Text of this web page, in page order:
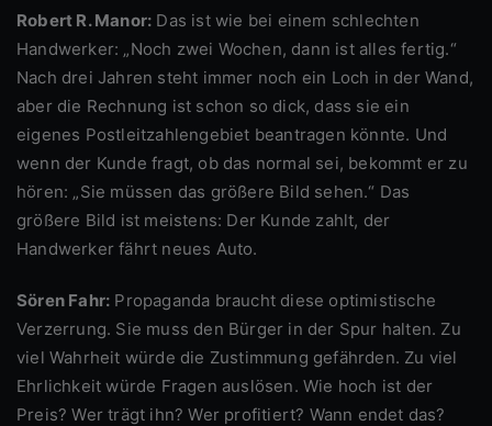
Robert R. Manor: Das ist wie bei einem schlechten
Handwerker: „Noch zwei Wochen, dann ist alles fertig.“
Nach drei Jahren steht immer noch ein Loch in der Wand,
aber die Rechnung ist schon so dick, dass sie ein
eigenes Postleitzahlengebiet beantragen könnte. Und
wenn der Kunde fragt, ob das normal sei, bekommt er zu
hören: „Sie müssen das größere Bild sehen.“ Das
größere Bild ist meistens: Der Kunde zahlt, der
Handwerker fährt neues Auto.
Sören Fahr: Propaganda braucht diese optimistische
Verzerrung. Sie muss den Bürger in der Spur halten. Zu
viel Wahrheit würde die Zustimmung gefährden. Zu viel
Ehrlichkeit würde Fragen auslösen. Wie hoch ist der
Preis? Wer trägt ihn? Wer profitiert? Wann endet das?